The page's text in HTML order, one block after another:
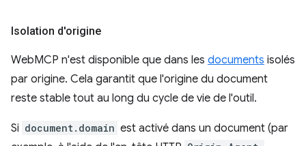
Isolation d'origine
WebMCP n'est disponible que dans les documents isolés
par origine. Cela garantit que l'origine du document
reste stable tout au long du cycle de vie de l'outil.
Si document.domain est activé dans un document (par